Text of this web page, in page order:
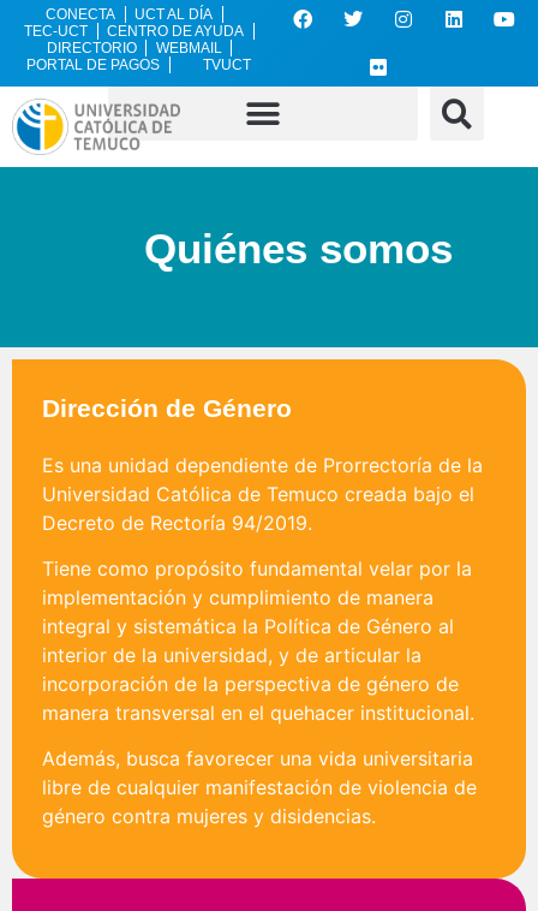
CONECTA
UCT AL DÍA
TEC-UCT
CENTRO DE AYUDA
DIRECTORIO
WEBMAIL
PORTAL DE PAGOS
TVUCT
Quiénes somos
Dirección de Género
Es una unidad dependiente de Prorrectoría de la
Universidad Católica de Temuco creada bajo el
Decreto de Rectoría 94/2019.
Tiene como propósito fundamental velar por la
implementación y cumplimiento de manera
integral y sistemática la Política de Género al
interior de la universidad, y de articular la
incorporación de la perspectiva de género de
manera transversal en el quehacer institucional.
Además, busca favorecer una vida universitaria
libre de cualquier manifestación de violencia de
género contra mujeres y disidencias.